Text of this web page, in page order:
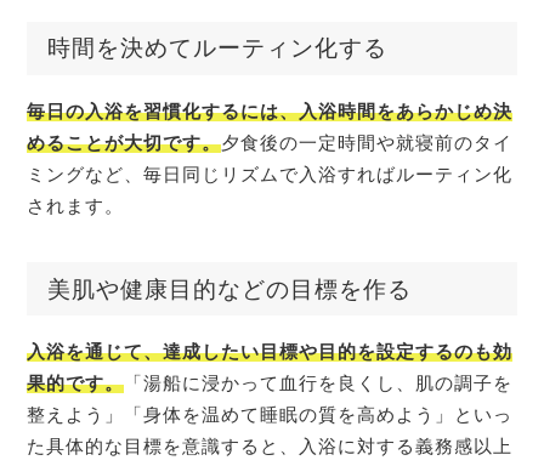
時間を決めてルーティン化する
毎日の入浴を習慣化するには、入浴時間をあらかじめ決
めることが大切です。夕食後の一定時間や就寝前のタイ
ミングなど、毎日同じリズムで入浴すればルーティン化
されます。
美肌や健康目的などの目標を作る
入浴を通じて、達成したい目標や目的を設定するのも効
果的です。 「湯船に浸かって血行を良くし、肌の調子を
整えよう」「身体を温めて睡眠の質を高めよう」といっ
た具体的な目標を意識すると、入浴に対する義務感以上